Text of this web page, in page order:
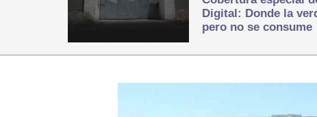
Digital: Donde la
pero no se consume